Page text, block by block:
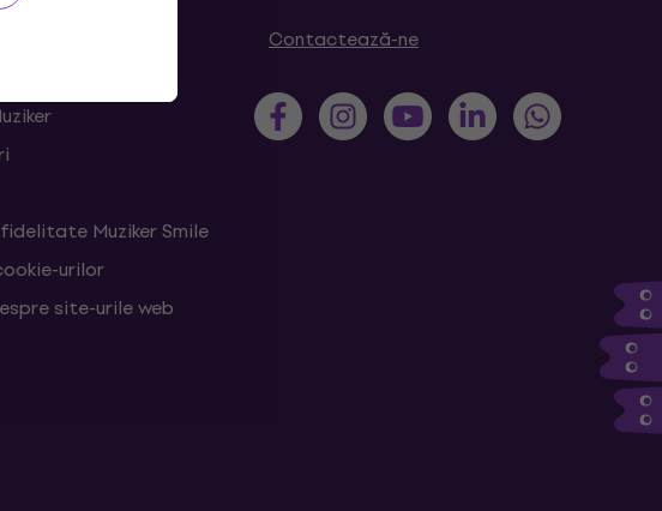
Muziker Smile
urilor
site-urile web
Contactează-ne